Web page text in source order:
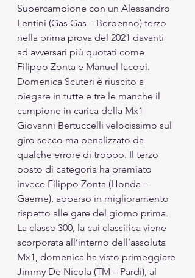
Supercampione con un Alessandro
Lentini (Gas Gas – Berbenno) terzo
nella prima prova del 2021 davanti
ad avversari più quotati come
Filippo Zonta e Manuel Iacopi.
Domenica Scuteri è riuscito a
piegare in tutte e tre le manche il
campione in carica della Mx1
Giovanni Bertuccelli velocissimo sul
giro secco ma penalizzato da
qualche errore di troppo. Il terzo
posto di categoria ha premiato
invece Filippo Zonta (Honda –
Gaerne), apparso in miglioramento
rispetto alle gare del giorno prima.
La classe 300, la cui classifica viene
scorporata all’interno dell’assoluta
Mx1, domenica ha visto primeggiare
Jimmy De Nicola (TM – Pardi), al